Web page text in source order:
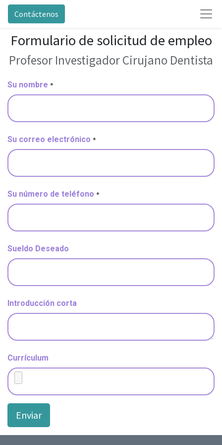
Contáctenos
Formulario de solicitud de empleo
Profesor Investigador Cirujano Dentista
Su nombre *
Su correo electrónico *
Su número de teléfono *
Sueldo Deseado
Introducción corta
Currículum
Enviar